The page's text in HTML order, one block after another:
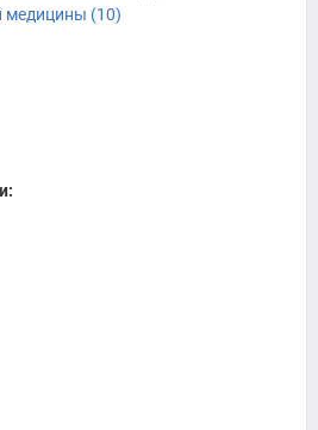
медицины (10)